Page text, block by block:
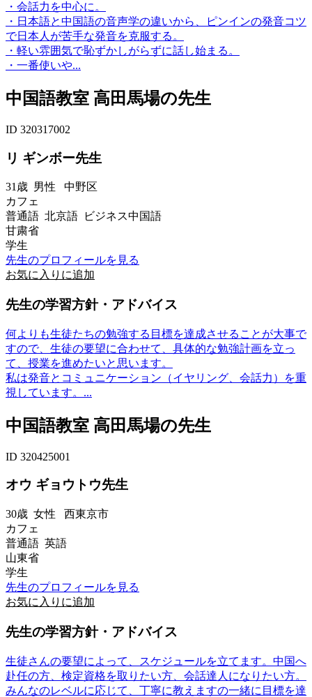
・会話力を中心に。
・日本語と中国語の音声学の違いから、ピンインの発音コツ
で日本人が苦手な発音を克服する。
・軽い雰囲気で恥ずかしがらずに話し始まる。
・一番使いや...
中国語教室 高田馬場の先生
ID 320317002
リ ギンボー先生
31歳 男性 中野区
カフェ
普通語 北京語 ビジネス中国語
甘粛省
学生
先生のプロフィールを見る
お気に入りに追加
先生の学習方針・アドバイス
何よりも生徒たちの勉強する目標を達成させることが大事で
すので、生徒の要望に合わせて、具体的な勉強計画を立っ
て、授業を進めたいと思います。
私は発音とコミュニケーション（イヤリング、会話力）を重
視しています。...
中国語教室 高田馬場の先生
ID 320425001
オウ ギョウトウ先生
30歳 女性 西東京市
カフェ
普通語 英語
山東省
学生
先生のプロフィールを見る
お気に入りに追加
先生の学習方針・アドバイス
生徒さんの要望によって、スケジュールを立てます。中国へ
赴任の方、検定資格を取りたい方、会話達人になりたい方。
みんなのレベルに応じて、丁寧に教えますの一緒に目標を達